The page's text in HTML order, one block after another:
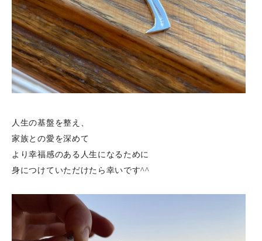
人生の基盤を整え、
家族との愛を深めて
より幸福感のある人生になるために
身につけていただけたら幸いです^^